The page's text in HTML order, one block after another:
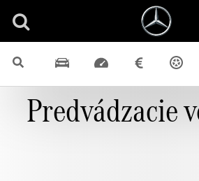
Predvádzacie